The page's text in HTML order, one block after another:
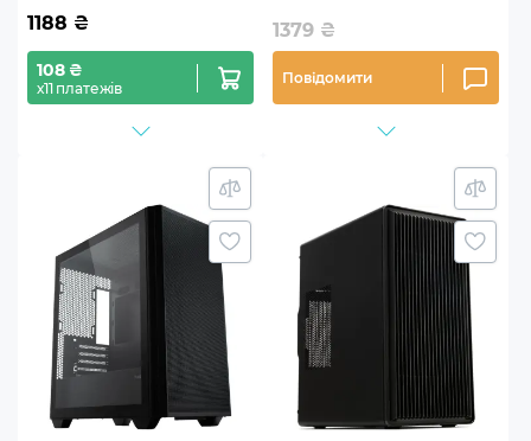
1188 ₴
108 ₴
х11 платежів
1379 ₴
Повідомити